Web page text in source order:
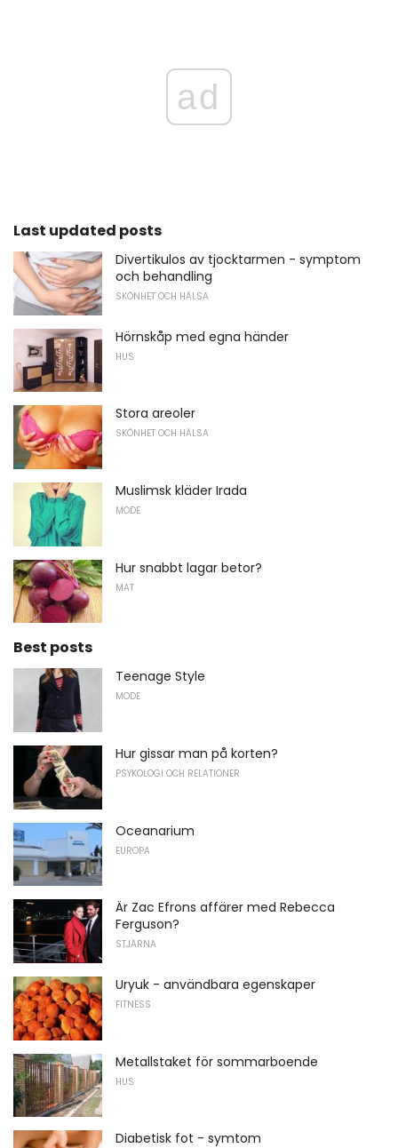
ad
Last updated posts
Divertikulos av tjocktarmen - symptom
och behandling
SKÖNHET OCH HÄLSA
Hörnskåp med egna händer
HUS
Stora areoler
SKÖNHET OCH HÄLSA
Muslimsk kläder Irada
MODE
Hur snabbt lagar betor?
MAT
Best posts
Teenage Style
MODE
Hur gissar man på korten?
PSYKOLOGI OCH RELATIONER
Oceanarium
EUROPA
Är Zac Efrons affärer med Rebecca
Ferguson?
STJÄRNA
Uryuk - användbara egenskaper
FITNESS
Metallstaket för sommarboende
HUS
Diabetisk fot - symtom